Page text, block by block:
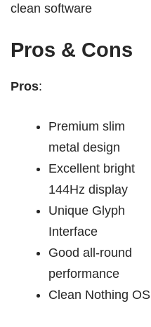
clean software
Pros & Cons
Pros:
Premium slim
metal design
Excellent bright
144Hz display
Unique Glyph
Interface
Good all-round
performance
Clean Nothing OS